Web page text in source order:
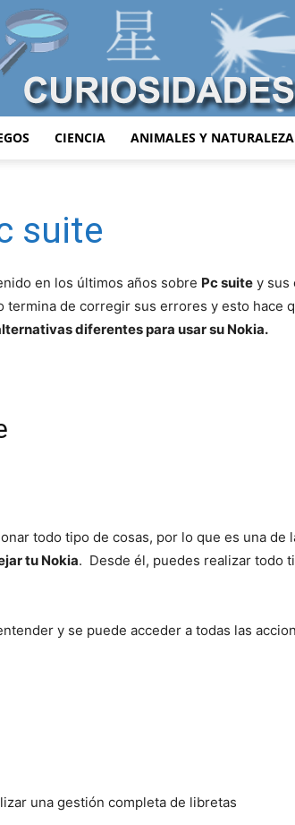
Curiosas
CIENCIA ANIMALES Y NATURALEZA
suite
en los últimos años sobre Pc suite y sus
termina de corregir sus errores y esto hace
diferentes para usar su Nokia.
todo tipo de cosas, por lo que es una de
tu Nokia. Desde él, puedes realizar todo
y se puede acceder a todas las
una gestión completa de libretas